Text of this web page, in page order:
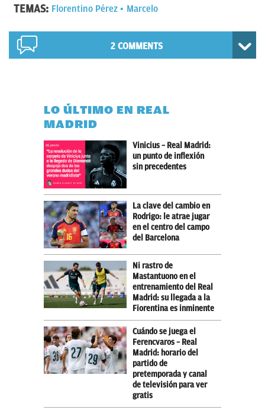
TEMAS: Florentino Pérez Marcelo
2 COMMENTS
LO ÚLTIMO EN REAL
MADRID
Vinicius – Real Madrid:
un punto de inflexión
sin precedentes
La clave del cambio en
Rodrigo: le atrae jugar
en el centro del campo
del Barcelona
Ni rastro de
Mastantuono en el
entrenamiento del Real
Madrid: su llegada a la
Fiorentina es inminente
Cuándo se juega el
Ferencvaros – Real
Madrid: horario del
partido de
pretemporada y canal
de televisión para ver
gratis